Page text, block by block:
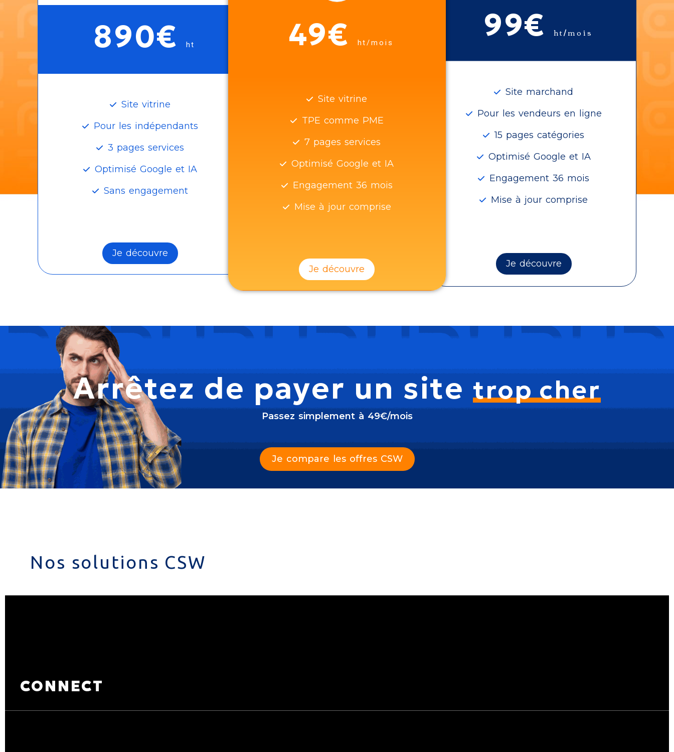
890€ ht
Site vitrine
Pour les indépendants
3 pages services
Optimisé Google et IA
Sans engagement
Je découvre
49€ ht/mois
Site vitrine
TPE comme PME
7 pages services
Optimisé Google et IA
Engagement 36 mois
Mise à jour comprise
Je découvre
99€ht/mois
Site marchand
Pour les vendeurs en ligne
15 pages catégories
Optimisé Google et IA
Engagement 36 mois
Mise à jour comprise
Je découvre
Arrêtez de payer un sitetrop cher
Passez simplement à 49€/mois
Je compare les offres CSW
Nos solutions CSW
CONNECT